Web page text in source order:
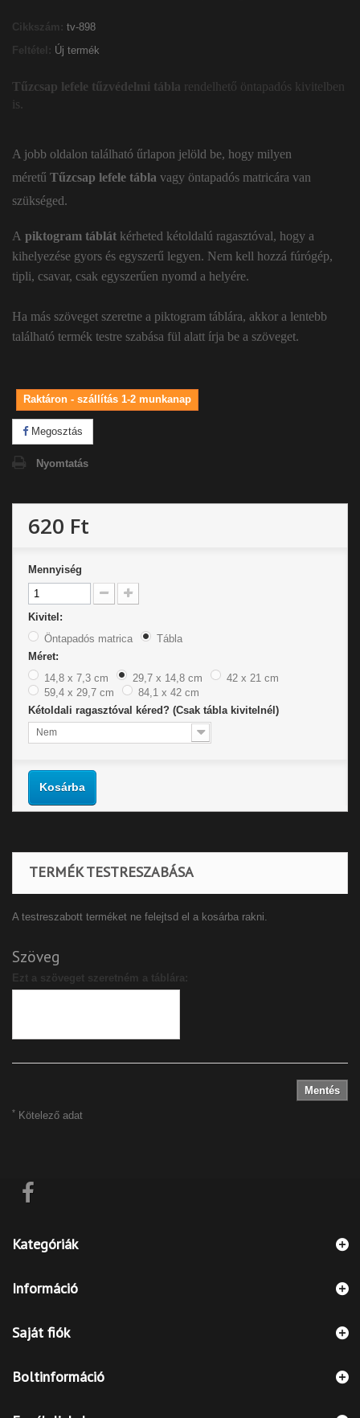
Cikkszám: tv-898
Feltétel: Új termék
Tűzcsap lefele tűzvédelmi tábla rendelhető öntapadós kivitelben
is.
A jobb oldalon található űrlapon jelöld be, hogy milyen
méretű Tűzcsap lefele tábla vagy öntapadós matricára van
szükséged.
A piktogram táblát kérheted kétoldalú ragasztóval, hogy a
kihelyezése gyors és egyszerű legyen. Nem kell hozzá fúrógép,
tipli, csavar, csak egyszerűen nyomd a helyére.
Ha más szöveget szeretne a piktogram táblára, akkor a lentebb
található termék testre szabása fül alatt írja be a szöveget.
Raktáron - szállítás 1-2 munkanap
Megosztás
Nyomtatás
620 Ft
Mennyiség
Kivitel:
Öntapadós matrica
Tábla
Méret:
14,8 x 7,3 cm
29,7 x 14,8 cm
42 x 21 cm
59,4 x 29,7 cm
84,1 x 42 cm
Kétoldali ragasztóval kéred? (Csak tábla kivitelnél)
Nem
Kosárba
TERMÉK TESTRESZABÁSA
A testreszabott terméket ne felejtsd el a kosárba rakni.
Szöveg
Ezt a szöveget szeretném a táblára:
Mentés
* Kötelező adat
Kategóriák
Információ
Saját fiók
Boltinformáció